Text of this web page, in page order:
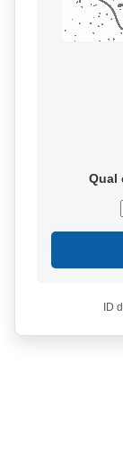
Qual
ID